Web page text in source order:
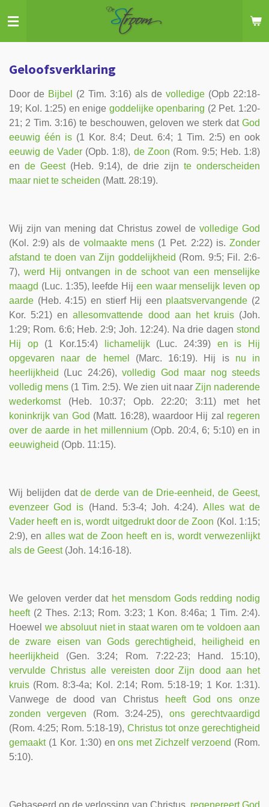
direct
naar
hoofdinhoud
Geloofsverklaring
Door de Bijbel (2 Tim. 3:16) als de volledige (Opb 22:18-
19; Kol. 1:25) en enige goddelijke openbaring (2 Pet. 1:20-
21; 2 Tim. 3:16) te beschouwen, geloven we sterk dat God
eeuwig één is (1 Kor. 8:4; Deut. 6:4; 1 Tim. 2:5) en ook
eeuwig de Vader (Opb. 1:8), de Zoon (Rom. 9:5; Heb. 1:8)
en de Geest (Heb. 9:14), de drie zijn te onderscheiden
maar niet te scheiden (Matt. 28:19).
Wij zijn van mening dat Christus zowel de volledige God
(Kol. 2:9) als de volmaakte mens (1 Pet. 2:22) is.Zonder
afstand te doen van Zijn goddelijkheid (Rom. 9:5; Fil. 2:6-
7), werd Hij ontvangen in de schoot van een menselijke
maagd (Luc. 1:35), leefde Hij een waar menselijk leven op
aarde (Heb. 4:15) en stierf Hij een plaatsvervangende (2
Kor. 5:21) enallesomvattende dood aan het kruis(Joh.
1:29; Rom. 6:6; Heb. 2:9; Joh. 12:24). Na drie dagen stond
Hij op(1 Kor.15:4) lichamelijk(Luc. 24:39) en is Hij
opgevaren naar de hemel
(Marc. 16:19). Hij is nu in
heerlijkheid (Luc 24:26),volledig God maar nog steeds
volledig mens (1 Tim. 2:5). We zien uit naar Zijn naderende
wederkomst(Heb. 10:37; Opb. 22:20; 3:11) met het
koninkrijk van God (Matt. 16:28), waardoor Hij zal regeren
over de aarde in het millennium(Opb. 20:4, 6; 5:10) en in
eeuwigheid (Opb. 11:15).
Wij belijden datde derde van de Drie-eenheid, de Geest,
evenzeer God is (Hand. 5:3-4; Joh. 4:24). Alles wat de
Vader heeft en is, wordt uitgedrukt door de Zoon (Kol. 1:15;
2:9), en alles wat de Zoon heeft en is, wordt verwezenlijkt
als de Geest (Joh. 14:16-18).
We geloven verder dat het mensdom Gods redding nodig
heeft(2 Thes. 2:13; Rom. 3:23; 1 Kon. 8:46a; 1 Tim. 2:4).
Hoewel we absoluut niet in staat waren om te voldoen aan
de zware eisen van Gods gerechtigheid, heiligheid en
heerlijkheid
(Gen. 3:24; Rom. 7:22-23; Hand. 15:10),
vervulde Christus alle vereisten door Zijn dood aan het
kruis (Rom. 8:3-4a; Kol. 2:14; Rom. 5:18-19; 1 Kor. 1:31).
Vanwege de dood van Christus
heeft God ons onze
zonden vergeven (Rom. 3:24-25), ons gerechtvaardigd
(Rom. 4:25; Rom. 5:18-19), Christus tot onze gerechtigheid
gemaakt (1 Kor. 1:30) enons met Zichzelf verzoend (Rom.
5:10).
Gebaseerd op de verlossing van Christus, regenereert God